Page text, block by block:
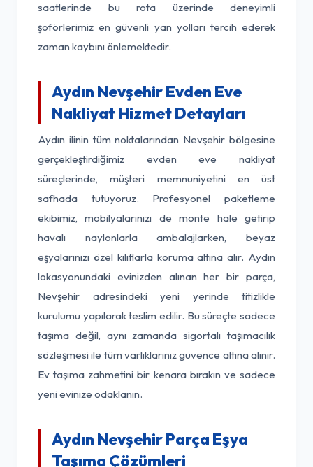
saatlerinde bu rota üzerinde deneyimli
şoförlerimiz en güvenli yan yolları tercih ederek
zaman kaybını önlemektedir.
Aydın Nevşehir Evden Eve
Nakliyat Hizmet Detayları
Aydın ilinin tüm noktalarından Nevşehir bölgesine
gerçekleştirdiğimiz evden eve nakliyat
süreçlerinde, müşteri memnuniyetini en üst
safhada tutuyoruz. Profesyonel paketleme
ekibimiz, mobilyalarınızı de monte hale getirip
havalı naylonlarla ambalajlarken, beyaz
eşyalarınızı özel kılıflarla koruma altına alır. Aydın
lokasyonundaki evinizden alınan her bir parça,
Nevşehir adresindeki yeni yerinde titizlikle
kurulumu yapılarak teslim edilir. Bu süreçte sadece
taşıma değil, aynı zamanda sigortalı taşımacılık
sözleşmesi ile tüm varlıklarınız güvence altına alınır.
Ev taşıma zahmetini bir kenara bırakın ve sadece
yeni evinize odaklanın.
Aydın Nevşehir Parça Eşya
Taşıma Çözümleri